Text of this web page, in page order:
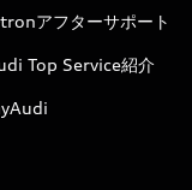
アフターサポート
Top Service紹介